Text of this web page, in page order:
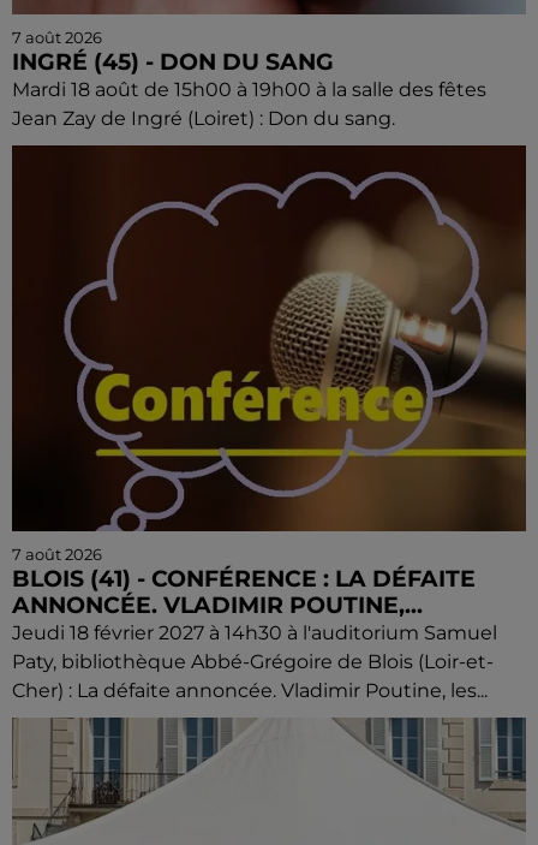
7 août 2026
INGRÉ (45) - DON DU SANG
Mardi 18 août de 15h00 à 19h00 à la salle des fêtes
Jean Zay de Ingré (Loiret) : Don du sang.
7 août 2026
BLOIS (41) - CONFÉRENCE : LA DÉFAITE
ANNONCÉE. VLADIMIR POUTINE,...
Jeudi 18 février 2027 à 14h30 à l'auditorium Samuel
Paty, bibliothèque Abbé-Grégoire de Blois (Loir-et-
Cher) : La défaite annoncée. Vladimir Poutine, les...